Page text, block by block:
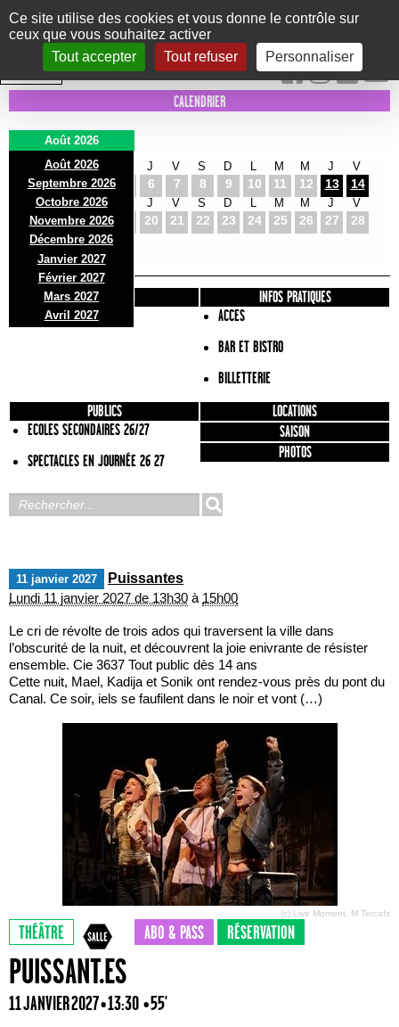
Panneau de gestion des cookies
Ce site utilise des cookies et vous donne le contrôle sur
ceux que vous souhaitez activer
Tout accepter
Tout refuser Personnaliser
Le Marni
CONCERTS DANSE/CIRQUE THÉÂTRE KIDS EXPOS EVENTS
INTRA MUROS
CALENDRIER
Août 2026
Août 2026
Septembre 2026
Octobre 2026
Novembre 2026
Décembre 2026
Janvier 2027
Février 2027
Mars 2027
Avril 2027
D
2
L
3
M
4
J
6
V
7
S
8
D
9 10
M
11
M
12
J
13
V
14
D
16
L
17
M
18
J
20
V
21
S
22
D
23 24
M
25
M
26
J
27
V
28
D
30
L
31
PRÉSENTATION
INFOS PRATIQUES
ACCES
BAR ET BISTRO
BILLETTERIE
PUBLICS
ECOLES SECONDAIRES 26/27
SPECTACLES EN JOURNÉE 26 27
LOCATIONS
SAISON
PHOTOS
11 janvier 2027
Puissantes
Lundi 11 janvier 2027 de 13h30 à 15h00
Le cri de révolte de trois ados qui traversent la ville dans
l’obscurité de la nuit, et découvrent la joie enivrante de résister
ensemble. Cie 3637 Tout public dès 14 ans
Cette nuit, Mael, Kadija et Sonik ont rendez-vous près du pont du
Canal. Ce soir, iels se faufilent dans le noir et vont (…)
(c) Live Moment, M Tercafs
THÉÂTRE ABO & PASS RÉSERVATION
PUISSANT.ES
11 JANVIER 2027 • 13:30 • 55'